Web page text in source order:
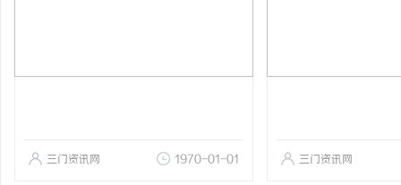
三门资讯网 1970-01-01 三门资讯网